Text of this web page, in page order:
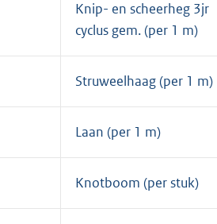
Knip- en scheerheg 3jr
cyclus gem. (per 1 m)
Struweelhaag (per 1 m)
Laan (per 1 m)
Knotboom (per stuk)